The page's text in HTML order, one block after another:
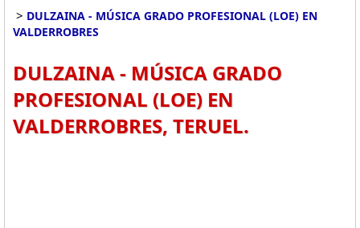
> DULZAINA - MÚSICA GRADO PROFESIONAL (LOE) EN
VALDERROBRES
DULZAINA - MÚSICA GRADO
PROFESIONAL (LOE) EN
VALDERROBRES, TERUEL.